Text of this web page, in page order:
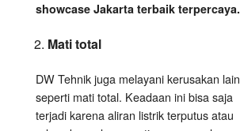
showcase Jakarta terbaik terpercaya.
Mati total
DW Tehnik juga melayani kerusakan lain
seperti mati total. Keadaan ini bisa saja
terjadi karena aliran listrik terputus atau